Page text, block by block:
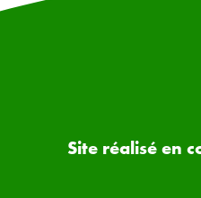
Site réalisé en